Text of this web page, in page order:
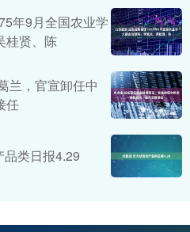
年9月全国农业学
桂贤、陈
兰，官宣卸任中
任
类日报4.29